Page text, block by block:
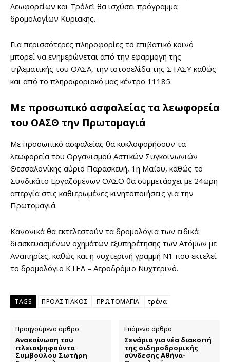
Λεωφορείων και Τρόλεϊ θα ισχύσει πρόγραμμα
δρομολογίων Κυριακής.
Για περισσότερες πληροφορίες το επιβατικό κοινό
μπορεί να ενημερώνεται από την εφαρμογή της
τηλεματικής του ΟΑΣΑ, την ιστοσελίδα της ΣΤΑΣΥ καθώς
και από το πληροφοριακό μας κέντρο 11185.
Με προσωπικό ασφαλείας τα λεωφορεία
του ΟΑΣΘ την Πρωτομαγιά
Με προσωπικό ασφαλείας θα κυκλοφορήσουν τα
λεωφορεία του Οργανισμού Αστικών Συγκοινωνιών
Θεσσαλονίκης αύριο Παρασκευή, 1η Μαΐου, καθώς το
Συνδικάτο Εργαζομένων ΟΑΣΘ θα συμμετάσχει με 24ωρη
απεργία στις καθιερωμένες κινητοποιήσεις για την
Πρωτομαγιά.
Κανονικά θα εκτελεστούν τα δρομολόγια των ειδικά
διασκευασμένων οχημάτων εξυπηρέτησης των Ατόμων με
Αναπηρίες, καθώς και η νυχτερινή γραμμή Ν1 που εκτελεί
το δρομολόγιο ΚΤΕΛ – Αεροδρόμιο Νυχτερινό.
TAGS ΠΡΟΑΣΤΙΑΚΟΣ ΠΡΩΤΟΜΑΓΙΑ τρένα
Προηγούμενο άρθρο
Ανακοίνωση του
πλειοψηφούντα
Συμβούλου Σωτήρη
Επόμενο άρθρο
Σενάρια για νέα διακοπή
της σιδηροδρομικής
σύνδεσης Αθήνα-